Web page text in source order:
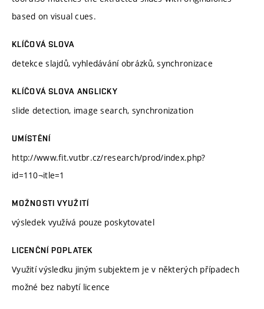
based on visual cues.
KLÍČOVÁ SLOVA
detekce slajdů, vyhledávání obrázků, synchronizace
KLÍČOVÁ SLOVA ANGLICKY
slide detection, image search, synchronization
UMÍSTĚNÍ
http://www.fit.vutbr.cz/research/prod/index.php?
id=110¬itle=1
MOŽNOSTI VYUŽITÍ
výsledek využívá pouze poskytovatel
LICENČNÍ POPLATEK
Využití výsledku jiným subjektem je v některých případech
možné bez nabytí licence